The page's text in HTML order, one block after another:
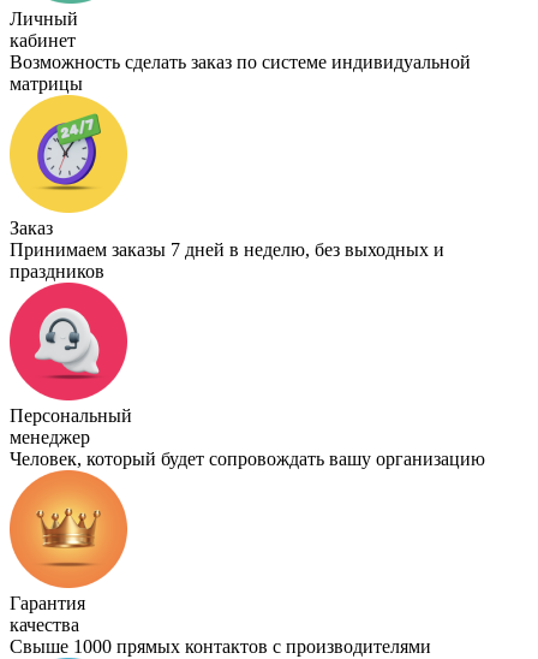
Личный
кабинет
Возможность сделать заказ по системе индивидуальной
матрицы
Заказ
Принимаем заказы 7 дней в неделю, без выходных и
праздников
Персональный
менеджер
Человек, который будет сопровождать вашу организацию
Гарантия
качества
Свыше 1000 прямых контактов с производителями